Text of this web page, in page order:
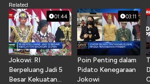
Related
01:44
Jokowi: RI
Berpeluang Jadi 5
Besar Kekuatan
03:11
Poin Penting dalam
Pidato Kenegaraan
Jokowi